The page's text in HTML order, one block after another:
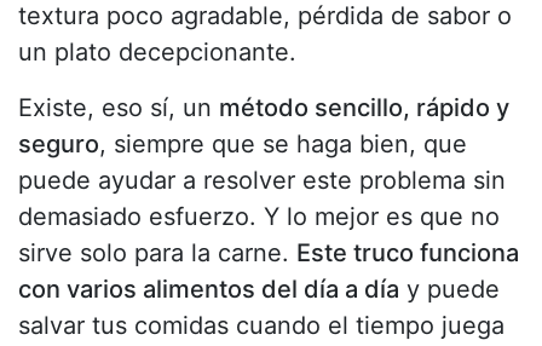
textura poco agradable, pérdida de sabor o
un plato decepcionante.
Existe, eso sí, un método sencillo, rápido y
seguro, siempre que se haga bien, que
puede ayudar a resolver este problema sin
demasiado esfuerzo. Y lo mejor es que no
sirve solo para la carne. Este truco funciona
con varios alimentos del día a día y puede
salvar tus comidas cuando el tiempo juega